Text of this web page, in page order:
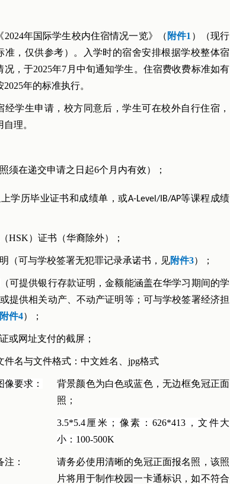
2024年国际学生校内住宿情况一览》（ 附件1 ）（现行
准，仅供参考）。入学时的宿舍安排根据学校整体宿
况，于2025年7月中旬通知学生。住宿费收费标准如有
年的标准执行。
经学生申请，校方同意后，学生可在校外自行住宿，
理。
须在递交申请之日起6个月内有效）；
学历毕业证书和成绩单，或A-Level/IB/AP等课程成绩
HSK）证书（华裔除外）；
（可与学校签署无犯罪记录承诺书，见附件3）；
可提供银行存款证明，金额能涵盖在华学习期间的学
提供相关动产、不动产证明等；可与学校签署经济担
附件4）；
或网址支付的截屏；
件名与文件格式：中文姓名、jpg格式
像要求：
背景颜色为白色或蓝色，无边框免冠正面
照；
3.5*5.4厘米；像素：626*413 ，文件大
小： 100-500K
注：
请务必使用清晰的免冠正面报名照，该照
片将用于制作校园一卡通标识，如不符合